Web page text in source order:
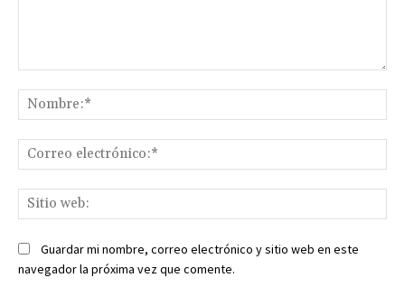
Guardar mi nombre, correo electrónico y sitio web en este
navegador la próxima vez que comente.